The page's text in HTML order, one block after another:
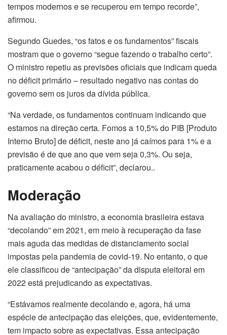
tempos modernos e se recuperou em tempo recorde”,
afirmou.
Segundo Guedes, “os fatos e os fundamentos” fiscais
mostram que o governo “segue fazendo o trabalho certo”.
O ministro repetiu as previsões oficiais que indicam queda
no déficit primário – resultado negativo nas contas do
governo sem os juros da dívida pública.
“Na verdade, os fundamentos continuam indicando que
estamos na direção certa. Fomos a 10,5% do PIB [Produto
Interno Bruto] de déficit, neste ano já caímos para 1% e a
previsão é de que ano que vem seja 0,3%. Ou seja,
praticamente acabou o déficit”, declarou..
Moderação
Na avaliação do ministro, a economia brasileira estava
“decolando” em 2021, em meio à recuperação da fase
mais aguda das medidas de distanciamento social
impostas pela pandemia de covid-19. No entanto, o que
ele classificou de “antecipação” da disputa eleitoral em
2022 está prejudicando as expectativas.
“Estávamos realmente decolando e, agora, há uma
espécie de antecipação das eleições, que, evidentemente,
tem impacto sobre as expectativas. Essa antecipação